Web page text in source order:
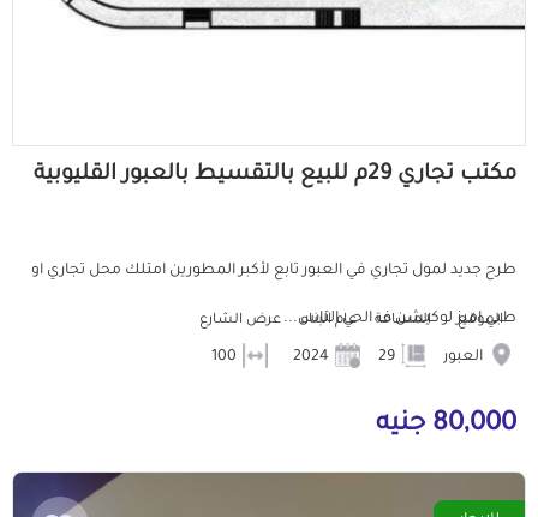
مكتب تجاري 29م للبيع بالتقسيط بالعبور القليوبية
طرح جديد لمول تجاري في العبور تابع لأكبر المطورين امتلك محل تجاري او
طبي اميز لوكيشن ف الحي التاس...
الموقع
العبور
المساحة
29
عام البناء عرض الشارع
80,000 جنيه